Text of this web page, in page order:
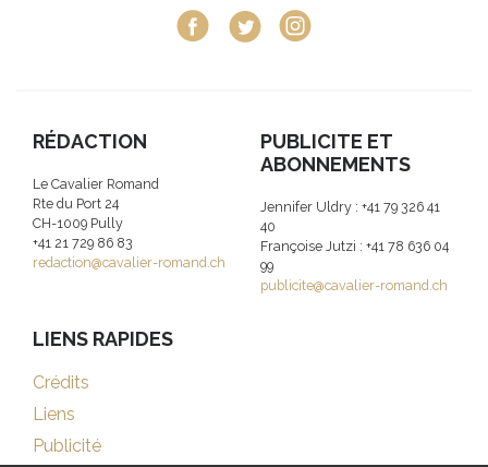
RÉDACTION
Le Cavalier Romand
Rte du Port 24
CH-1009 Pully
+41 21 729 86 83
redaction@cavalier-romand.ch
PUBLICITE ET
ABONNEMENTS
Jennifer Uldry : +41 79 326 41
40
Françoise Jutzi : +41 78 636 04
99
publicite@cavalier-romand.ch
LIENS RAPIDES
Crédits
Liens
Publicité